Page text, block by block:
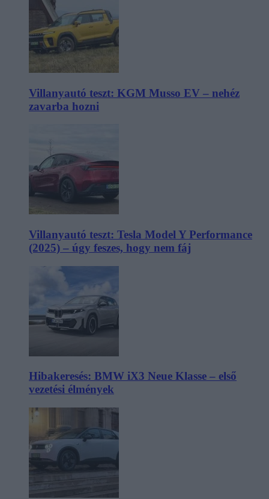
Villanyautó teszt: KGM Musso EV – nehéz
zavarba hozni
Villanyautó teszt: Tesla Model Y Performance
(2025) – úgy feszes, hogy nem fáj
Hibakeresés: BMW iX3 Neue Klasse – első
vezetési élmények